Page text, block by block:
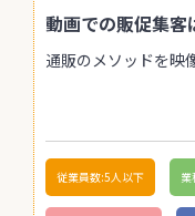
動画での販促集客
通販のメソッドを映
従業員数:5人以下